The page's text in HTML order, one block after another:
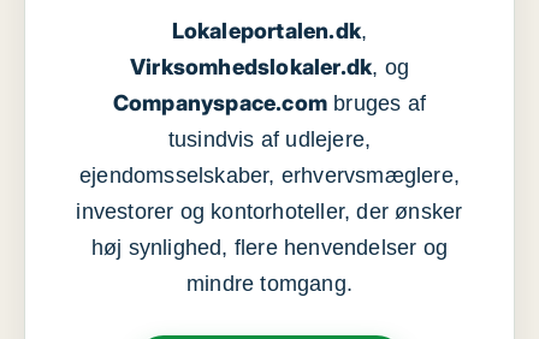
Lokaleportalen.dk,
Virksomhedslokaler.dk, og
Companyspace.com bruges af
tusindvis af udlejere,
ejendomsselskaber, erhvervsmæglere,
investorer og kontorhoteller, der ønsker
høj synlighed, flere henvendelser og
mindre tomgang.